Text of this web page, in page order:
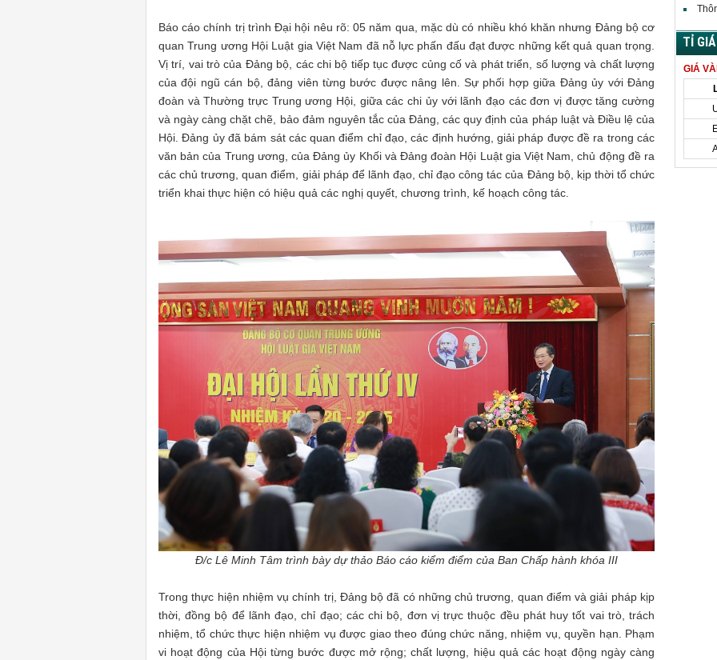
Báo cáo chính trị trình Đại hội nêu rõ: 05 năm qua, mặc dù có nhiều khó khăn nhưng Đảng bộ cơ
quan Trung ương Hội Luật gia Việt Nam đã nỗ lực phấn đấu đạt được những kết quả quan trọng.
Vị trí, vai trò của Đảng bộ, các chi bộ tiếp tục được củng cố và phát triển, số lượng và chất lượng
của đội ngũ cán bộ, đảng viên từng bước được nâng lên. Sự phối hợp giữa Đảng ủy với Đảng
đoàn và Thường trực Trung ương Hội, giữa các chi ủy với lãnh đạo các đơn vị được tăng cường
và ngày càng chặt chẽ, bảo đảm nguyên tắc của Đảng, các quy định của pháp luật và Điều lệ của
Hội. Đảng ủy đã bám sát các quan điểm chỉ đạo, các định hướng, giải pháp được đề ra trong các
văn bản của Trung ương, của Đảng ủy Khối và Đảng đoàn Hội Luật gia Việt Nam, chủ động đề ra
các chủ trương, quan điểm, giải pháp để lãnh đạo, chỉ đạo công tác của Đảng bộ, kịp thời tổ chức
triển khai thực hiện có hiệu quả các nghị quyết, chương trình, kế hoạch công tác.
Đ/c Lê Minh Tâm trình bày dự thảo Báo cáo kiểm điểm của Ban Chấp hành khóa III
Trong thực hiện nhiệm vụ chính trị, Đảng bộ đã có những chủ trương, quan điểm và giải pháp kịp
thời, đồng bộ để lãnh đạo, chỉ đạo; các chi bộ, đơn vị trực thuộc đều phát huy tốt vai trò, trách
nhiệm, tổ chức thực hiện nhiệm vụ được giao theo đúng chức năng, nhiệm vụ, quyền hạn. Phạm
vi hoạt động của Hội từng bước được mở rộng; chất lượng, hiệu quả các hoạt động ngày càng
TỈ
GIÁ